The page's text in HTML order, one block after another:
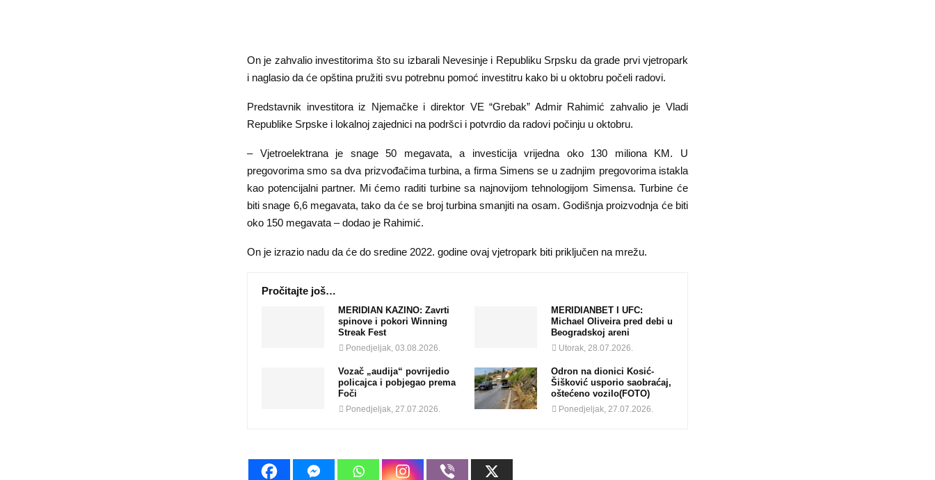
On je zahvalio investitorima što su izbarali Nevesinje i Republiku Srpsku da grade prvi vjetropark
i naglasio da će opština pružiti svu potrebnu pomoć investitru kako bi u oktobru počeli radovi.
Predstavnik investitora iz Njemačke i direktor VE “Grebak” Admir Rahimić zahvalio je Vladi
Republike Srpske i lokalnoj zajednici na podršci i potvrdio da radovi počinju u oktobru.
– Vjetroelektrana je snage 50 megavata, a investicija vrijedna oko 130 miliona KM. U
pregovorima smo sa dva prizvođačima turbina, a firma Simens se u zadnjim pregovorima istakla
kao potencijalni partner. Mi ćemo raditi turbine sa najnovijom tehnologijom Simensa. Turbine će
biti snage 6,6 megavata, tako da će se broj turbina smanjiti na osam. Godišnja proizvodnja će biti
oko 150 megavata – dodao je Rahimić.
On je izrazio nadu da će do sredine 2022. godine ovaj vjetropark biti priključen na mrežu.
Pročitajte još…
MERIDIAN KAZINO: Zavrti
spinove i pokori Winning
Streak Fest
Ponedjeljak, 03.08.2026.
MERIDIANBET I UFC:
Michael Oliveira pred debi u
Beogradskoj areni
Utorak, 28.07.2026.
Vozač „audija“ povrijedio
policajca i pobjegao prema
Foči
Ponedjeljak, 27.07.2026.
Odron na dionici Kosić-
Šišković usporio saobraćaj,
oštećeno vozilo(FOTO)
Ponedjeljak, 27.07.2026.